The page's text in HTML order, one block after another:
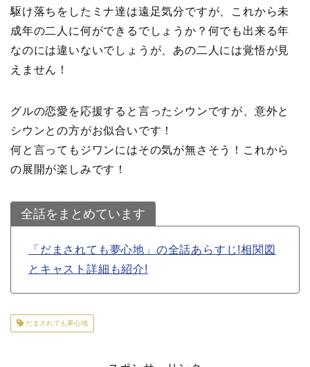
駆け落ちをしたミナ達は遠足気分ですが、これから未
成年の二人に何ができるでしょうか？何でも出来る年
なのには違いないでしょうが、あの二人には覚悟が見
えません！
グルの恋愛を応援すると言ったシウンですが、意外と
シウンとの方がお似合いです！
何と言ってもジワンにはその気が無さそう！これから
の展開が楽しみです！
全話をまとめています
「だまされても夢心地」の全話あらすじ!相関図
とキャスト詳細も紹介!
だまされても夢心地